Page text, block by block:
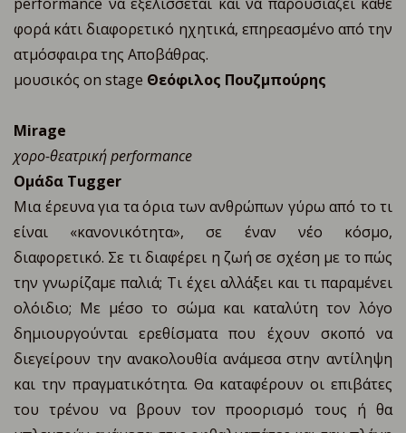
φορά κάτι διαφορετικό ηχητικά, επηρεασμένο από την
ατμόσφαιρα της Αποβάθρας.
μουσικός on stage Θεόφιλος Πουζμπούρης
Mirage
χορο-θεατρική performance
Ομάδα Τugger
Μια έρευνα για τα όρια των ανθρώπων γύρω από το τι
είναι «κανονικότητα», σε έναν νέο κόσμο,
διαφορετικό. Σε τι διαφέρει η ζωή σε σχέση με το πώς
την γνωρίζαμε παλιά; Τι έχει αλλάξει και τι παραμένει
ολόιδιο; Με μέσο το σώμα και καταλύτη τον λόγο
δημιουργούνται ερεθίσματα που έχουν σκοπό να
διεγείρουν την ανακολουθία ανάμεσα στην αντίληψη
και την πραγματικότητα. Θα καταφέρουν οι επιβάτες
του τρένου να βρουν τον προορισμό τους ή θα